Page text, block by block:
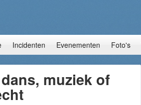
Incidenten Evenementen Foto's
muziek of